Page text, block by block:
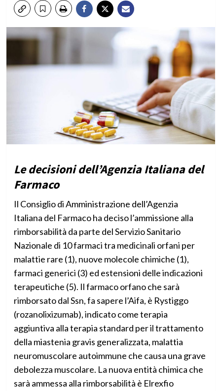
Le decisioni dell’Agenzia Italiana del
Farmaco
Il Consiglio di Amministrazione dell’Agenzia
Italiana del Farmaco ha deciso l’ammissione alla
rimborsabilità da parte del Servizio Sanitario
Nazionale di 10 farmaci tra medicinali orfani per
malattie rare (1), nuove molecole chimiche (1),
farmaci generici (3) ed estensioni delle indicazioni
terapeutiche (5). Il farmaco orfano che sarà
rimborsato dal Ssn, fa sapere l’Aifa, è Rystiggo
(rozanolixizumab), indicato come terapia
aggiuntiva alla terapia standard per il trattamento
della miastenia gravis generalizzata, malattia
neuromuscolare autoimmune che causa una grave
debolezza muscolare. La nuova entità chimica che
sarà ammessa alla rimborsabilità è Elrexfio